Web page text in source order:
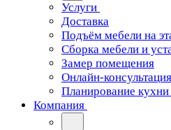
Услуги
Доставка
Подъём мебели на
Сборка мебели и
Замер помещения
Онлайн-
Планирование
Компания